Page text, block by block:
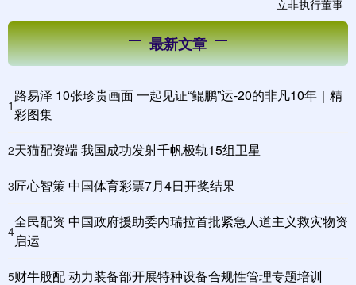
最新文章
1
路易泽 10张珍贵画面 一起见证“鲲鹏”运-20的非凡10年｜精
彩图集
2天猫配资端 我国成功发射千帆极轨15组卫星
3匠心智策 中国体育彩票7月4日开奖结果
4
全民配资 中国政府援助委内瑞拉首批紧急人道主义救灾物资
启运
5财牛股配 动力装备部开展特种设备合规性管理专题培训